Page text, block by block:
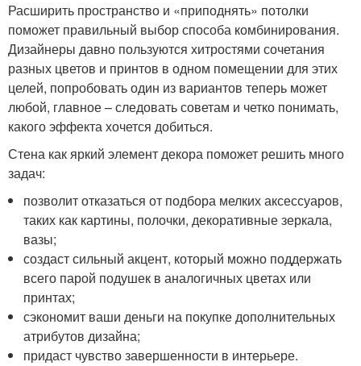
Расширить пространство и «приподнять» потолки
поможет правильный выбор способа комбинирования.
Дизайнеры давно пользуются хитростями сочетания
разных цветов и принтов в одном помещении для этих
целей, попробовать один из вариантов теперь может
любой, главное – следовать советам и четко понимать,
какого эффекта хочется добиться.
Стена как яркий элемент декора поможет решить много
задач:
позволит отказаться от подбора мелких аксессуаров,
таких как картины, полочки, декоративные зеркала,
вазы;
создаст сильный акцент, который можно поддержать
всего парой подушек в аналогичных цветах или
принтах;
сэкономит ваши деньги на покупке дополнительных
атрибутов дизайна;
придаст чувство завершенности в интерьере.